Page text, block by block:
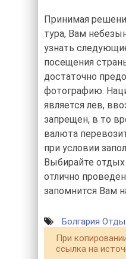
Принимая
тура, Вам
узнать
посещения
достаточно
фотографию.
является лев,
запрещен, в то
валюта
при условии
Выбирайте отдых
отлично
запомнится Вам
Болгария
При
ссылка на